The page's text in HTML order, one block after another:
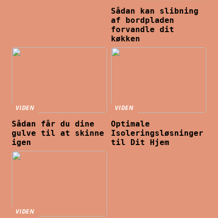
Sådan kan slibning
af bordpladen
forvandle dit
køkken
VIDEN
Sådan får du dine
gulve til at skinne
igen
VIDEN
Optimale
Isoleringsløsninger
til Dit Hjem
VIDEN